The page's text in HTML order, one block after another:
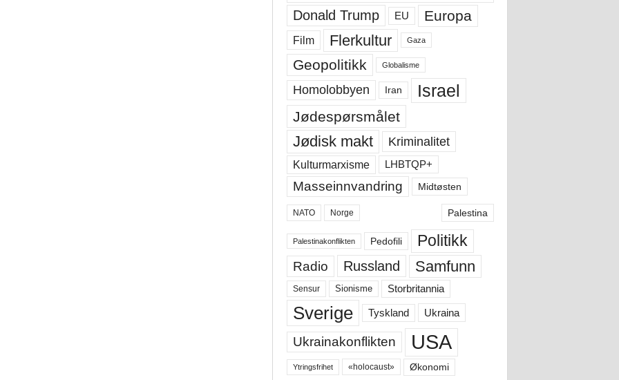
Donald Trump EU Europa
Film Flerkultur Gaza
Geopolitikk Globalisme
Homolobbyen Iran Israel
Jødespørsmålet
Jødisk makt Kriminalitet
Kulturmarxisme LHBTQP+
Masseinnvandring Midtøsten
NATO Norge Palestina
Palestinakonflikten Pedofili Politikk
Radio Russland Samfunn
Sensur Sionisme Storbritannia
Sverige Tyskland Ukraina
Ukrainakonflikten USA
Ytringsfrihet «holocaust» Økonomi